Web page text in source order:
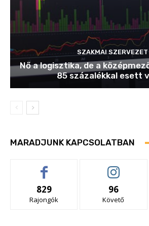
SZAKMAI SZERVEZET
Nő a logisztika, de a
85 százalékkal esett
MARADJUNK KAPCSOLATBAN
829
Rajongók
96
Követő